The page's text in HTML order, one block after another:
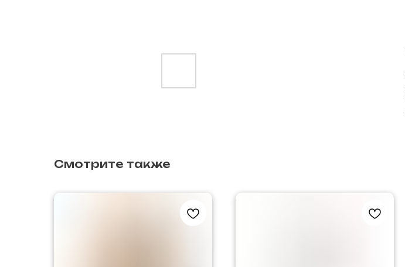
Смотрите также